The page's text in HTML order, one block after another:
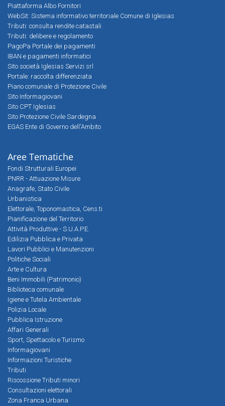
Piattaforma Albo Fornitori
WebSit: Sistema informativo territoriale Comune di Iglesias
Tributi: consulta rendite catastali
Tributi: delibere e regolamento
PagoPa Portale dei pagamenti
IBAN e pagamenti informatici
Sito società Iglesias Servizi srl
Portale: raccolta differenziata
Piano comunale di Protezione Civile
Sito Informagiovani
Sito CPT Iglesias
Sito Protezione Civile Sardegna
EGAS Ente di Governo dell'Ambito
Aree Tematiche
Fondi Strutturali Europei
PNRR - Attuazione Misure
Anagrafe, Stato Civile
Urbanistica
Elettorale, Toponomastica, Cens.ti
Pianificazione del Territorio
Attività Produttive - S.U.A.P.E.
Edilizia Pubblica e Privata
Lavori Pubblici e Manutenzioni
Politiche Sociali
Arte e Cultura
Beni Immobili (Patrimonio)
Biblioteca comunale
Igiene e Tutela Ambientale
Polizia Locale
Pubblica Istruzione
Affari Generali
Sport, Spettacolo e Turismo
Informagiovani
Informazioni Turistiche
Tributi
Riscossione Tributi minori
Consultazioni elettorali
Zona Franca Urbana